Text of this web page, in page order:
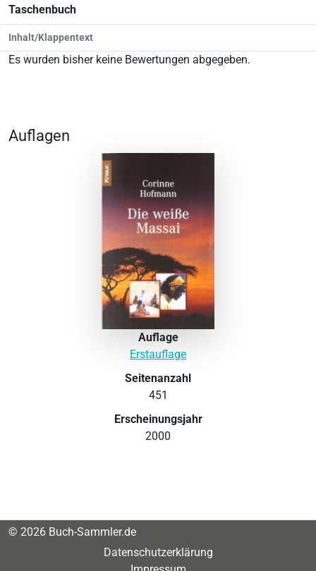
Taschenbuch
Inhalt/Klappentext
Es wurden bisher keine Bewertungen abgegeben.
Auflagen
Auflage
Erstauflage
Seitenanzahl
451
Erscheinungsjahr
2000
© 2026 Buch-Sammler.de
Datenschutzerklärung